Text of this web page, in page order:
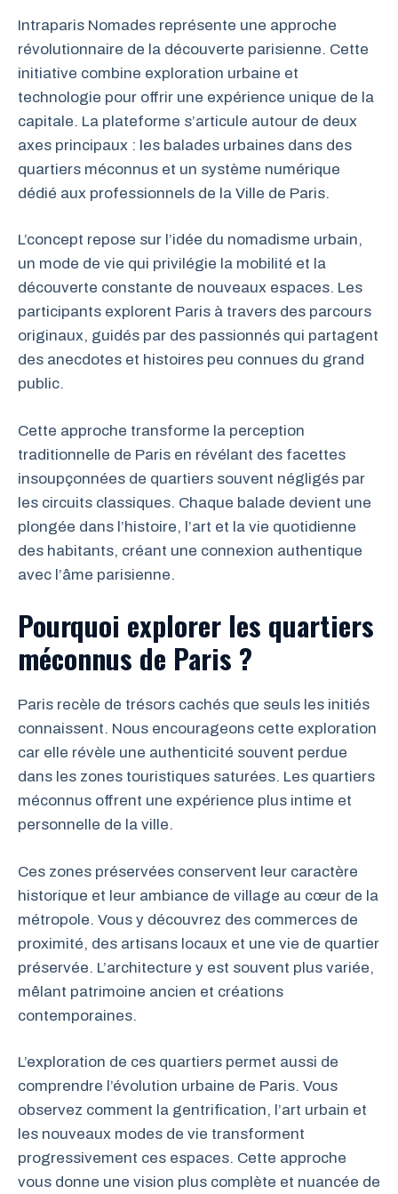
Intraparis Nomades représente une approche
révolutionnaire de la découverte parisienne. Cette
initiative combine exploration urbaine et
technologie pour offrir une expérience unique de la
capitale. La plateforme s’articule autour de deux
axes principaux : les balades urbaines dans des
quartiers méconnus et un système numérique
dédié aux professionnels de la Ville de Paris.
L’concept repose sur l’idée du nomadisme urbain,
un mode de vie qui privilégie la mobilité et la
découverte constante de nouveaux espaces. Les
participants explorent Paris à travers des parcours
originaux, guidés par des passionnés qui partagent
des anecdotes et histoires peu connues du grand
public.
Cette approche transforme la perception
traditionnelle de Paris en révélant des facettes
insoupçonnées de quartiers souvent négligés par
les circuits classiques. Chaque balade devient une
plongée dans l’histoire, l’art et la vie quotidienne
des habitants, créant une connexion authentique
avec l’âme parisienne.
Pourquoi explorer les quartiers
méconnus de Paris ?
Paris recèle de trésors cachés que seuls les initiés
connaissent. Nous encourageons cette exploration
car elle révèle une authenticité souvent perdue
dans les zones touristiques saturées. Les quartiers
méconnus offrent une expérience plus intime et
personnelle de la ville.
Ces zones préservées conservent leur caractère
historique et leur ambiance de village au cœur de la
métropole. Vous y découvrez des commerces de
proximité, des artisans locaux et une vie de quartier
préservée. L’architecture y est souvent plus variée,
mêlant patrimoine ancien et créations
contemporaines.
L’exploration de ces quartiers permet aussi de
comprendre l’évolution urbaine de Paris. Vous
observez comment la gentrification, l’art urbain et
les nouveaux modes de vie transforment
progressivement ces espaces. Cette approche
vous donne une vision plus complète et nuancée de